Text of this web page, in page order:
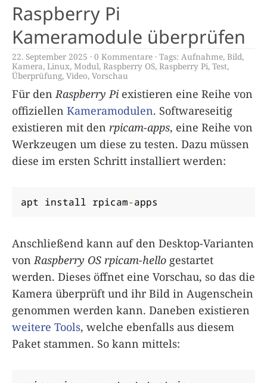
Raspberry Pi
Kameramodule überprüfen
22. September 2025 0 Kommentare Tags: Aufnahme, Bild,
Kamera, Linux, Modul, Raspberry OS, Raspberry Pi, Test,
Überprüfung, Video, Vorschau
Für den Raspberry Pi existieren eine Reihe von
offiziellen Kameramodulen. Softwareseitig
existieren mit den rpicam-apps, eine Reihe von
Werkzeugen um diese zu testen. Dazu müssen
diese im ersten Schritt installiert werden:
apt install rpicam-apps
Anschließend kann auf den Desktop-Varianten
von Raspberry OS rpicam-hello gestartet
werden. Dieses öffnet eine Vorschau, so das die
Kamera überprüft und ihr Bild in Augenschein
genommen werden kann. Daneben existieren
weitere Tools, welche ebenfalls aus diesem
Paket stammen. So kann mittels: